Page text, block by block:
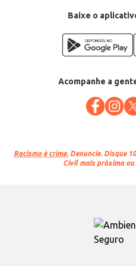
Baixe o
Acompanhe a
Racismo é crime. Denuncie. Disque
Civil mais próxima